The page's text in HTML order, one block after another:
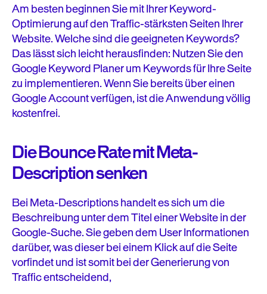
Am besten beginnen Sie mit Ihrer Keyword-
Optimierung auf den Traffic-stärksten Seiten Ihrer
Website. Welche sind die geeigneten Keywords?
Das lässt sich leicht herausfinden: Nutzen Sie den
Google Keyword Planer um Keywords für Ihre Seite
zu implementieren. Wenn Sie bereits über einen
Google Account verfügen, ist die Anwendung völlig
kostenfrei.
Die Bounce Rate mit Meta-
Description senken
Bei Meta-Descriptions handelt es sich um die
Beschreibung unter dem Titel einer Website in der
Google-Suche. Sie geben dem User Informationen
darüber, was dieser bei einem Klick auf die Seite
vorfindet und ist somit bei der Generierung von
Traffic entscheidend,